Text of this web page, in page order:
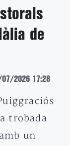
de
2026 17:28
trobada
un